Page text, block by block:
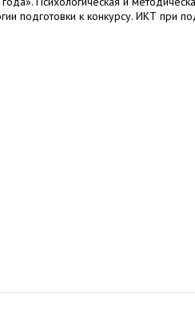
подготовки к конкурсу. ИКТ при